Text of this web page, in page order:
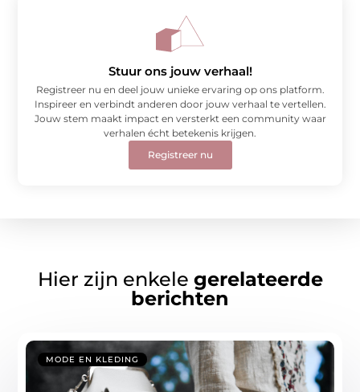
Stuur ons jouw verhaal!
Registreer nu en deel jouw unieke ervaring op ons platform.
Inspireer en verbindt anderen door jouw verhaal te vertellen.
Jouw stem maakt impact en versterkt een community waar
verhalen écht betekenis krijgen.
Registreer nu
Hier zijn enkele gerelateerde
berichten
MODE EN KLEDING